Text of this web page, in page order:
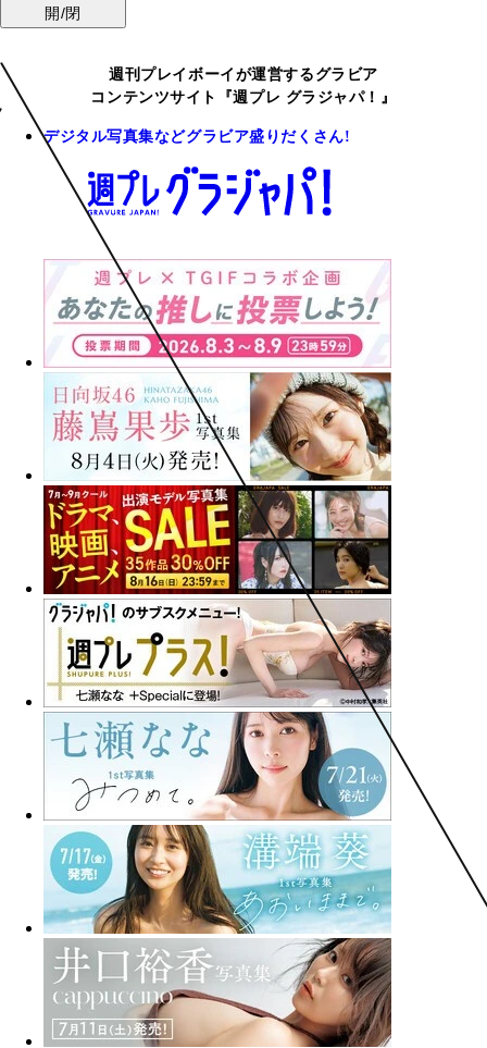
開/閉
週刊プレイボーイが運営するグラビア
コンテンツサイト『週プレ グラジャパ！』
デジタル写真集などグラビア盛りだくさん!